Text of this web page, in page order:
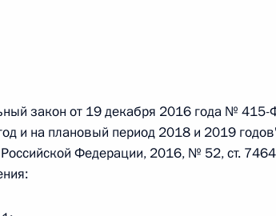
закон от 19 декабря 2016 года №
и на плановый период 2018 и 2019
Российской Федерации, 2016, № 52, ст.